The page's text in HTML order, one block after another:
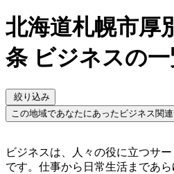
北海道札幌市厚
条 ビジネスの
絞り込み
この地域であなたにあったビジネス関
ビジネスは、人々の役に立つサ
です。仕事から日常生活まであら